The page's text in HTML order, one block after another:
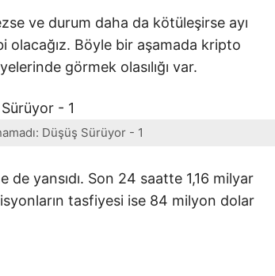
ve durum daha da kötüleşirse ayı
olacağız. Böyle bir aşamada kripto
görmek olasılığı var.
Düşüş Sürüyor - 1
de yansıdı. Son 24 saatte 1,16 milyar
tasfiyesi ise 84 milyon dolar